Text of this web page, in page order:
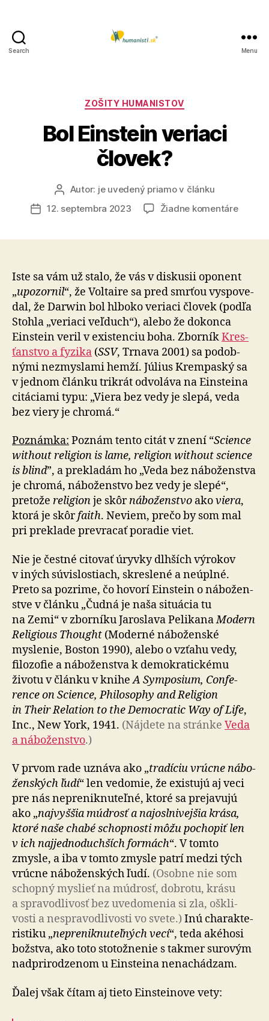
Search Menu
Kategórie
ZOŠITY HUMANISTOV
Bol Einstein veriaci
človek?
AutorAutor: je uvedený priamo v článku
Dátum
12. septembra 2023 Žiadne komentárena
Iste sa vám už stalo, že vás v diskusii opo­nent
„upo­zor­nil“, že Voltaire sa pred smrťou vyspo­ve­
dal, že Darwin bol hlboko veriaci človek (podľa
Stohla „veriaci veľ­duch“), alebo že dokonca
Einstein veril v existenciu boha. ZborníkKres­
ťan­stvo a fy­zika (SSV, Trnava 2001) sa po­dob­
nými nezmyslami hemží. Július Krem­paský sa
v jednom článku trikrát odvo­láva na Einsteina
citá­ciami typu: „Viera bez vedy je slepá, veda
bez viery je chromá.“
Poznámka: Poznám tento citát v znení “Science
without religion is lame, religion without science
is blind”, a pre­kla­dám ho „Veda bez ná­bo­žen­stva
je chromá, ná­bo­žen­stvo bez vedy je slepé“,
pretože religionje skôrná­bo­žen­stvo akoviera,
ktorá je skôrfaith. Neviem, prečo by som mal
pri pre­klade prevracať poradie viet.
Nie je čestné citovať úryvky dlhších výrokov
v iných sú­vis­los­tiach, skreslené a ne­úplné.
Preto sa pozrime, čo hovorí Einstein o ná­bo­žen­
stve v článku „Čudná je naša situácia tu
na Zemi“ v zbor­níku Jaroslava PelikanaModern
Religious Thought (Moderné náboženské
myslenie, Boston 1990), alebo o vzťahu vedy,
filo­zofie a ná­bo­žen­stva k de­mo­kra­tic­kému
životu v článku v kniheA Sym­posium, Con­fe­
rence on Science, Philo­sophy and Religion
in Their Relation to the Democratic Way of Life,
Inc., New York, 1941. (Nájdete na stránke Veda
a ná­bo­žen­stvo.)
V prvom rade uznáva ako „tradíciu vrúcne ná­bo­
žen­ských ľudí“ len vedomie, že existujú aj veci
pre nás ne­pre­nik­nu­teľné, ktoré sa pre­ja­vujú
ako „naj­vyššia múdrosť a naj­oslni­vejšia krása,
ktoré naše chabé schop­nosti môžu pochopiť len
v ich naj­jed­no­duch­ších formách“. V tomto
zmysle, a iba v tomto zmysle patrí medzi tých
vrúcne ná­bo­žen­ských ľudí. (Osobne nie som
schopný myslieť na múdrosť, dobrotu, krásu
a spra­vod­li­vosť bez uve­do­menia si zla, oškli­
vosti a ne­spra­vod­li­vosti vo svete.)Inú cha­rak­te­
ris­tiku „ne­pre­nik­nu­teľ­ných vecí“, teda aké­hosi
božstva, ako toto sto­tož­nenie s takmer surovým
nad­pri­ro­dze­nom u Einsteina ne­na­chá­dzam.
Ďalej však čítam aj tieto Einsteinove vety: